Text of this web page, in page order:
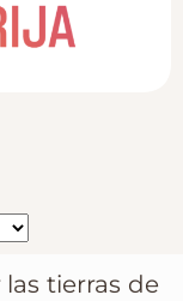
tierras de